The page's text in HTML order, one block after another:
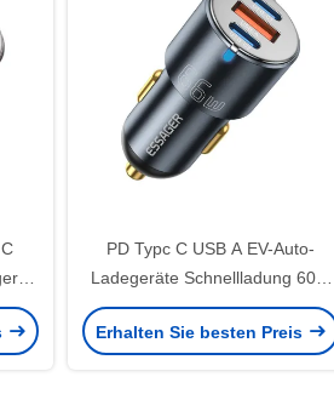
PD Typc C USB A EV-Auto-
Ladegeräte Schnellladung 60W
66W Für 12V 24V EV-Auto
Erhalten Sie besten Preis